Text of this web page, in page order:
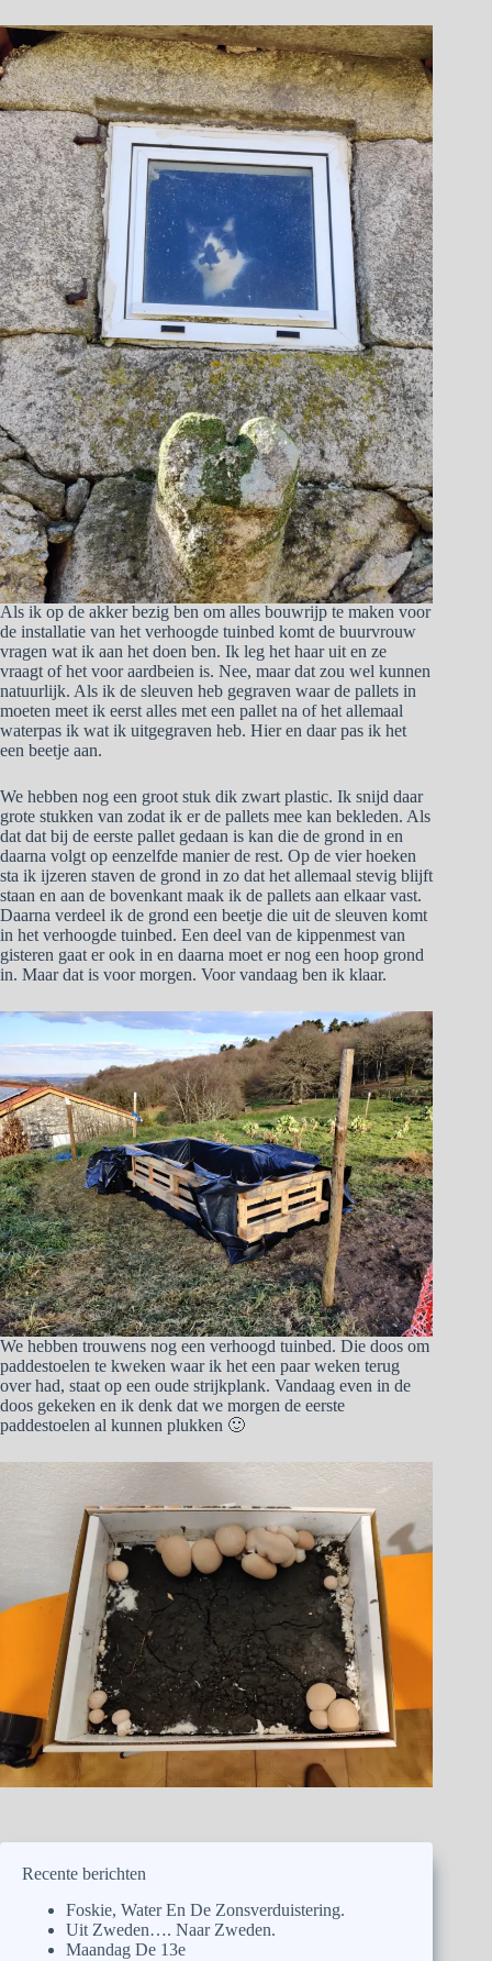
Als ik op de akker bezig ben om alles bouwrijp te maken voor
de installatie van het verhoogde tuinbed komt de buurvrouw
vragen wat ik aan het doen ben. Ik leg het haar uit en ze
vraagt of het voor aardbeien is. Nee, maar dat zou wel kunnen
natuurlijk. Als ik de sleuven heb gegraven waar de pallets in
moeten meet ik eerst alles met een pallet na of het allemaal
waterpas ik wat ik uitgegraven heb. Hier en daar pas ik het
een beetje aan.
We hebben nog een groot stuk dik zwart plastic. Ik snijd daar
grote stukken van zodat ik er de pallets mee kan bekleden. Als
dat dat bij de eerste pallet gedaan is kan die de grond in en
daarna volgt op eenzelfde manier de rest. Op de vier hoeken
sta ik ijzeren staven de grond in zo dat het allemaal stevig blijft
staan en aan de bovenkant maak ik de pallets aan elkaar vast.
Daarna verdeel ik de grond een beetje die uit de sleuven komt
in het verhoogde tuinbed. Een deel van de kippenmest van
gisteren gaat er ook in en daarna moet er nog een hoop grond
in. Maar dat is voor morgen. Voor vandaag ben ik klaar.
We hebben trouwens nog een verhoogd tuinbed. Die doos om
paddestoelen te kweken waar ik het een paar weken terug
over had, staat op een oude strijkplank. Vandaag even in de
doos gekeken en ik denk dat we morgen de eerste
paddestoelen al kunnen plukken 🙂
Recente berichten
Foskie, Water En De Zonsverduistering.
Uit Zweden…. Naar Zweden.
Maandag De 13e